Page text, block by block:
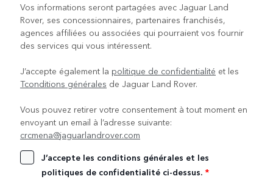
Vos informations seront partagées avec Jaguar Land
Rover, ses concessionnaires, partenaires franchisés,
agences affiliées ou associées qui pourraient vos fournir
des services qui vous intéressent.
J’accepte également la politique de confidentialité et les
Tconditions générales de Jaguar Land Rover.
Vous pouvez retirer votre consentement à tout moment en
envoyant un email à l’adresse suivante:
crcmena@jaguarlandrover.com
J’accepte les conditions générales et les
politiques de confidentialité ci-dessus. *